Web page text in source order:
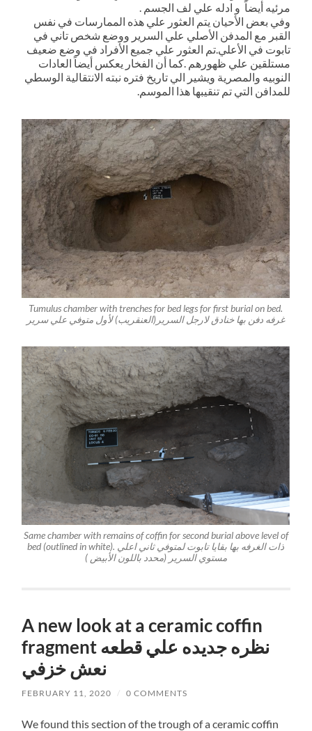
مرئيه أيضاً و ادله علي لف الجسم .
وفي بعض الأحيان يتم العثور علي هذه الممارسات في نفس
القبر مع المدفن الأصلي علي السرير ووضع شخص تاني في
تابوت في الأعلي.تم العثور علي جميع الأفراد في وضع ضعيف
مستلقين علي ظهورهم .كما أن الفخار يعكس أيضاً العادات
النوبيه والمصرية ويشير الي تاريخ فتره نبته الانتقالية الوسطي
للمدافن التي تم تنقيبها هذا الموسم.
Tumulus chamber with trenches for bed legs for first burial on bed.
غرفه دفن بها خنادق لارجل السرير(العنقريب) لأول متوفي علي سرير
Same chamber with remains of coffin for second burial above level of
bed (outlined in white). ذات الغرفه بها بقايا تابوت لمتوفي ثاني اعلي
مستوي السرير (محدد باللون الأبيض )
A new look at a ceramic coffin
fragment نظره جديده علي قطعه
نعش خزفي
FEBRUARY 11, 2020 / 0 COMMENTS
We found this section of the trough of a ceramic coffin